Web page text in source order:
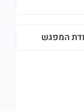
המפגש